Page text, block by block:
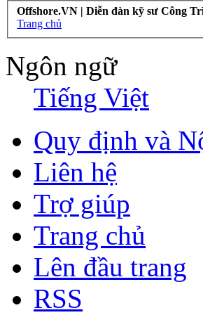
Offshore.VN | Diễn đàn kỹ sư Công
Trang chủ
Ngôn ngữ
Tiếng Việt
Quy định và
Liên hệ
Trợ giúp
Trang chủ
Lên đầu trang
RSS